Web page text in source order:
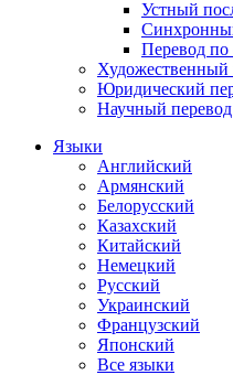
Устный
Перевод по
Художественный
Юридический
Научный перевод
Языки
Английский
Армянский
Белорусский
Казахский
Китайский
Немецкий
Русский
Украинский
Французский
Японский
Все языки